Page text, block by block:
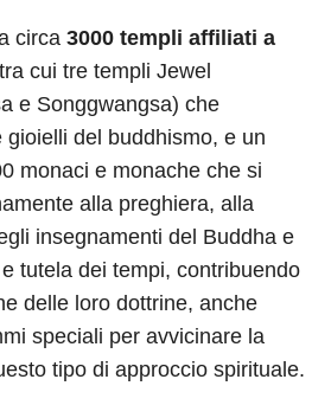
circa 3000 templi affiliati a
cui tre templi Jewel
e Songgwangsa) che
gioielli del buddhismo, e un
monaci e monache che si
alla preghiera, alla
insegnamenti del Buddha e
tutela dei tempi, contribuendo
delle loro dottrine, anche
speciali per avvicinare la
tipo di approccio spirituale.